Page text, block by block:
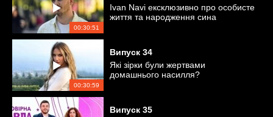
00:30:51
Ivan Navi ексклюзивно про особисте
життя та народження сина
00:30:59
Випуск 34
Які зірки були жертвами
домашнього насилля?
Випуск 35